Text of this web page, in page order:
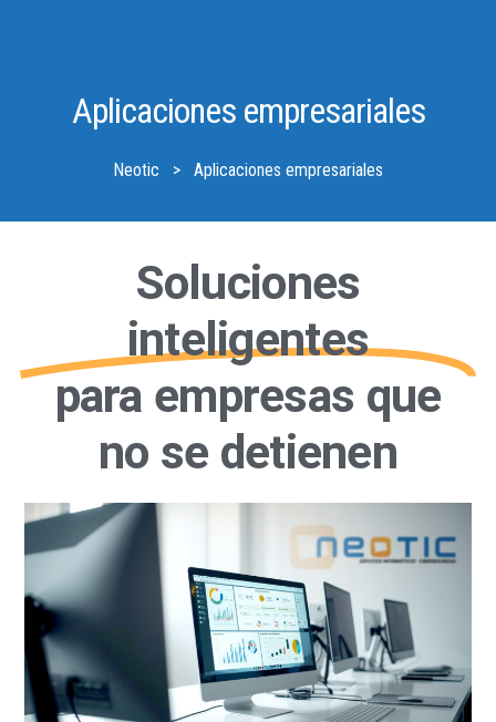
Aplicaciones empresariales
Neotic > Aplicaciones empresariales
Soluciones
inteligentes
para empresas que
no se detienen